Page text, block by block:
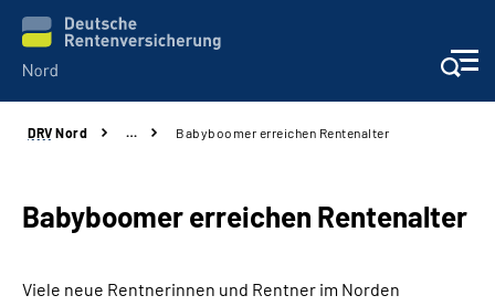
Aktuelles
Services
DRV Nord … Babyboomer erreichen Rentenalter
Babyboomer erreichen Rentenalter
Viele neue Rentnerinnen und Rentner im Norden